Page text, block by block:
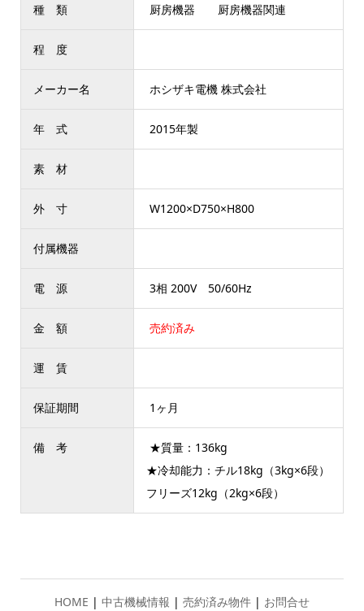
種 類 厨房機器 厨房機器関連
程 度
メーカー名 ホシザキ電機 株式会社
年 式 2015年製
素 材
外 寸 W1200×D750×H800
付属機器
電 源 3相 200V 50/60Hz
金 額 売約済み
運 賃
保証期間 1ヶ月
備 考
★質量：136kg
★冷却能力：チル18kg（3kg×6段）
フリーズ12kg（2kg×6段）
HOME | 中古機械情報 | 売約済み物件 | お問合せ